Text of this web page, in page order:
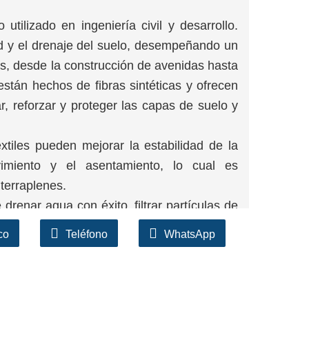
utilizado en ingeniería civil y desarrollo.
el drenaje del suelo, desempeñando un
desde la construcción de avenidas hasta
hechos de fibras sintéticas y ofrecen
reforzar y proteger las capas de suelo y
pueden mejorar la estabilidad de la
y el asentamiento, lo cual es
drenar agua con éxito, filtrar partículas de
de agua y prolongar la vida útil de la
Teléfono WhatsApp